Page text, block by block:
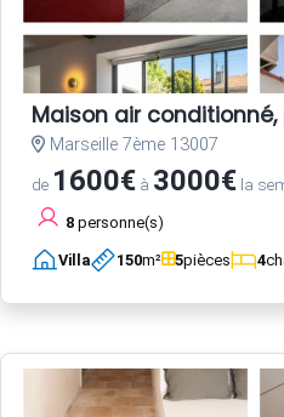
Maison air
Marseille 7ème 13007
de 1600€ à 3000€ la
8 personne(s)
Villa 150m² 5pièces 4